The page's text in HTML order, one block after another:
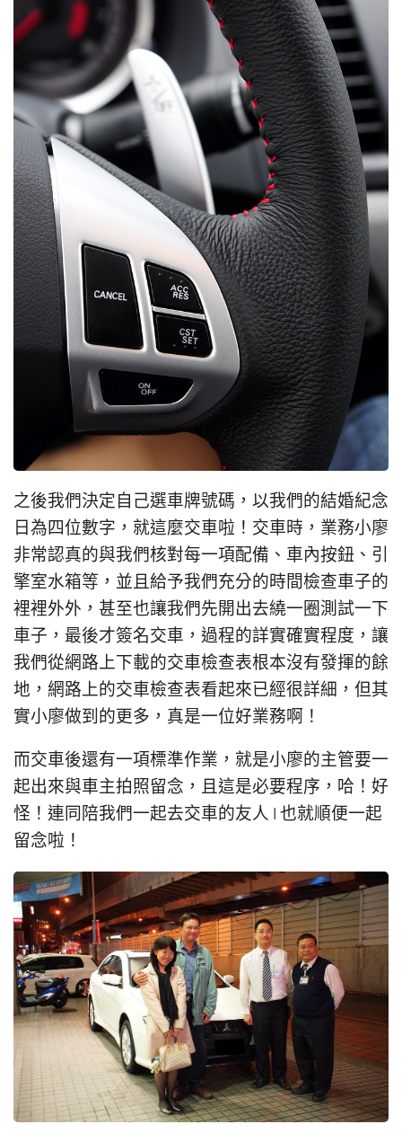
之後我們決定自己選車牌號碼，以我們的結婚紀念
日為四位數字，就這麼交車啦！交車時，業務小廖
非常認真的與我們核對每一項配備、車內按鈕、引
擎室水箱等，並且給予我們充分的時間檢查車子的
裡裡外外，甚至也讓我們先開出去繞一圈測試一下
車子，最後才簽名交車，過程的詳實確實程度，讓
我們從網路上下載的交車檢查表根本沒有發揮的餘
地，網路上的交車檢查表看起來已經很詳細，但其
實小廖做到的更多，真是一位好業務啊！
而交車後還有一項標準作業，就是小廖的主管要一
起出來與車主拍照留念，且這是必要程序，哈！好
怪！連同陪我們一起去交車的友人 I 也就順便一起
留念啦！